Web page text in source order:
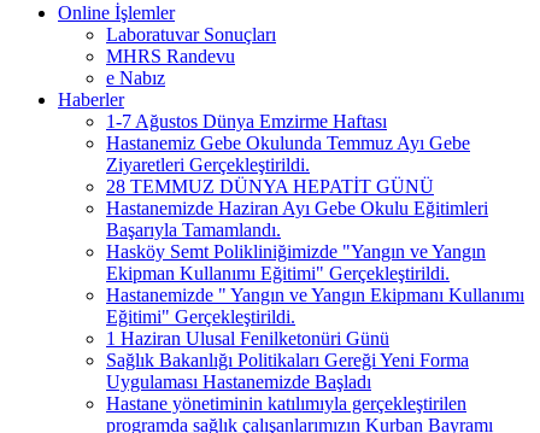
Online İşlemler
Laboratuvar Sonuçları
MHRS Randevu
e Nabız
Haberler
1-7 Ağustos Dünya Emzirme Haftası
Hastanemiz Gebe Okulunda Temmuz Ayı Gebe
Ziyaretleri Gerçekleştirildi.
28 TEMMUZ DÜNYA HEPATİT GÜNÜ
Hastanemizde Haziran Ayı Gebe Okulu Eğitimleri
Başarıyla Tamamlandı.
Hasköy Semt Polikliniğimizde "Yangın ve Yangın
Ekipman Kullanımı Eğitimi" Gerçekleştirildi.
Hastanemizde " Yangın ve Yangın Ekipmanı Kullanımı
Eğitimi" Gerçekleştirildi.
1 Haziran Ulusal Fenilketonüri Günü
Sağlık Bakanlığı Politikaları Gereği Yeni Forma
Uygulaması Hastanemizde Başladı
Hastane yönetiminin katılımıyla gerçekleştirilen
programda sağlık çalışanlarımızın Kurban Bayramı